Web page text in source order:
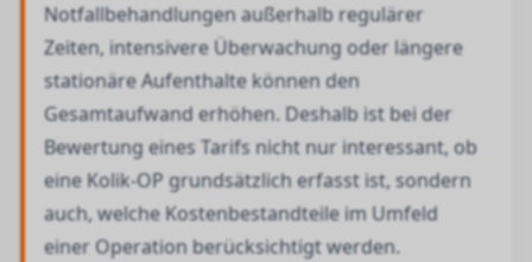
Notfallbehandlungen außerhalb regulärer
Zeiten, intensivere Überwachung oder längere
stationäre Aufenthalte können den
Gesamtaufwand erhöhen. Deshalb ist bei der
Bewertung eines Tarifs nicht nur interessant, ob
eine Kolik-OP grundsätzlich erfasst ist, sondern
auch, welche Kostenbestandteile im Umfeld
einer Operation berücksichtigt werden.